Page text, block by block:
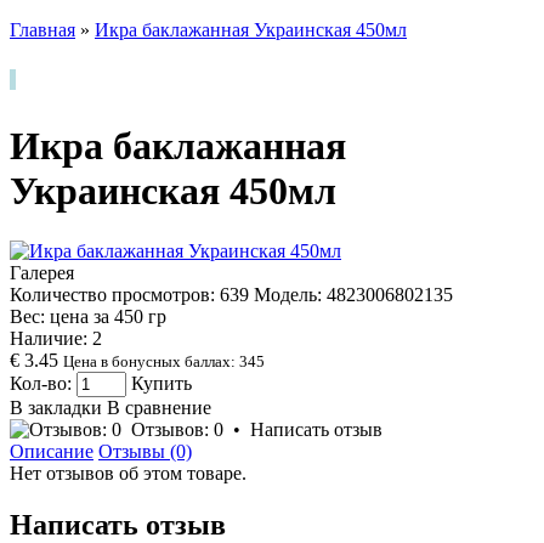
Главная » Икра баклажанная Украинская 450мл
Икра баклажанная
Украинская 450мл
Галерея
Количество просмотров: 639 Модель: 4823006802135
Вес: цена за 450 гр
Наличие: 2
€ 3.45 Цена в бонусных баллах: 345
Кол-во:
Купить
В закладки В сравнение
Отзывов: 0 • Написать отзыв
Описание Отзывы (0)
Нет отзывов об этом товаре.
Написать отзыв